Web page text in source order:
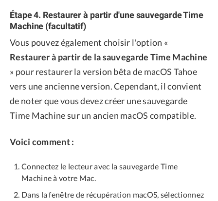
Étape 4. Restaurer à partir d'une sauvegarde Time
Machine (facultatif)
Vous pouvez également choisir l'option «
Restaurer à partir de la sauvegarde Time Machine
» pour restaurer la version bêta de macOS Tahoe
vers une ancienne version. Cependant, il convient
de noter que vous devez créer une sauvegarde
Time Machine sur un ancien macOS compatible.
Voici comment :
Connectez le lecteur avec la sauvegarde Time
Machine à votre Mac.
Dans la fenêtre de récupération macOS, sélectionnez